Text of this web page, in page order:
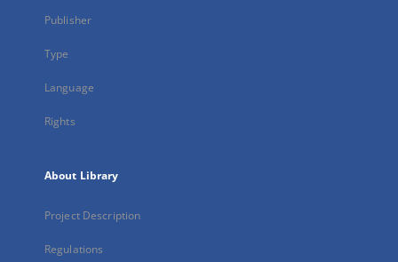
Publisher
Type
Language
Rights
About Library
Project Description
Regulations